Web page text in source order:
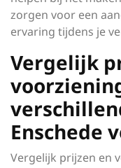
zorgen voor een
ervaring tijdens je
Vergelijk
Enschede
Vergelijk prijzen en